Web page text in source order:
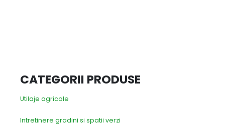
CATEGORII PRODUSE
Utilaje agricole
Intretinere gradini si spatii verzi